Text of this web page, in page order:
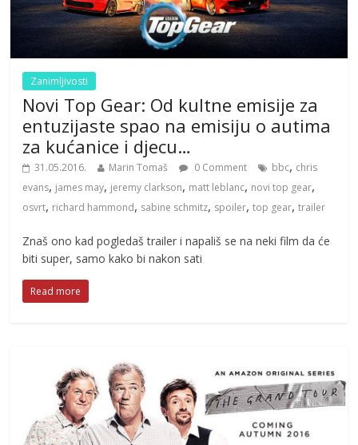
Zanimljivosti
Novi Top Gear: Od kultne emisije za
entuzijaste spao na emisiju o autima
za kućanice i djecu…
31.05.2016. Marin Tomaš 0 Comment bbc, chris
evans, james may, jeremy clarkson, matt leblanc, novi top gear,
osvrt, richard hammond, sabine schmitz, spoiler,top gear,trailer
Znaš ono kad pogledaš trailer i napališ se na neki film da će
biti super, samo kako bi nakon sati
Read more